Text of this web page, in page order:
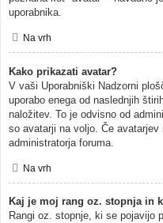
uporabnika.
Na vrh
Kako prikazati avatar?
V vaši Uporabniški Nadzorni
uporabo enega od naslednjih
naložitev. To je odvisno od
so avatarji na voljo. Če
administratorja foruma.
Na vrh
Kaj je moj rang oz. stopnja in
Rangi oz. stopnje, ki se pojavijo